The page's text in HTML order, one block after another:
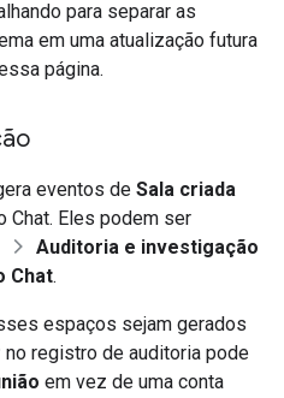
para separar as
em uma atualização futura
página.
eventos de Sala criada
Chat. Eles podem ser
Auditoria e investigação
Chat.
espaços sejam gerados
no registro de auditoria pode
em vez de uma conta